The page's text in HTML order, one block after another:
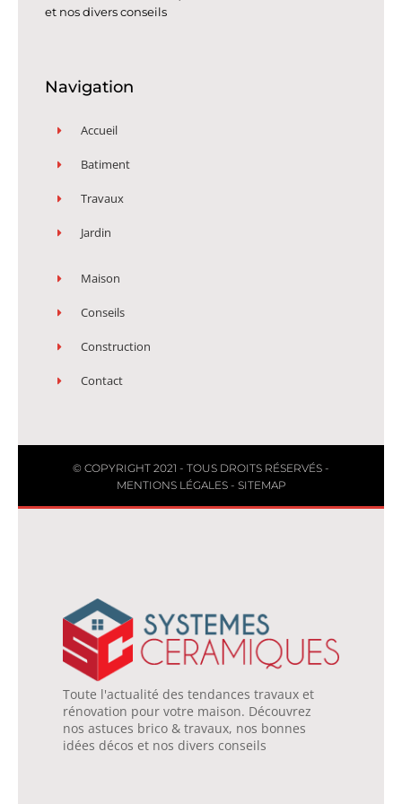
et nos divers conseils
Navigation
Accueil
Batiment
Travaux
Jardin
Maison
Conseils
Construction
Contact
© COPYRIGHT 2021 - TOUS DROITS RÉSERVÉS -
MENTIONS LÉGALES- SITEMAP
Toute l'actualité des tendances travaux et
rénovation pour votre maison. Découvrez
nos astuces brico & travaux, nos bonnes
idées décos et nos divers conseils